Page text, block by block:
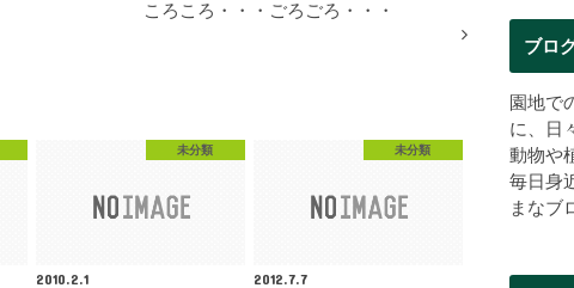
ころころ・・・ごろごろ・・・
未分類
2010.2.1
未分類
2012.7.7
ブロ
園地で
に、日
動物や
毎日身
まなブ